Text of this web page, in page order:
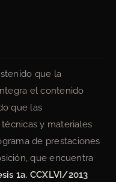
que la
el contenido
que las
y materiales
de prestaciones
que encuentra
1a. CCXLVI/2013